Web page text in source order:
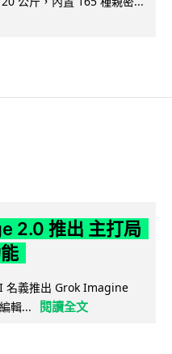
2.0 推出 主打局
名義推出 Grok Imagine
輯...
閱讀全文